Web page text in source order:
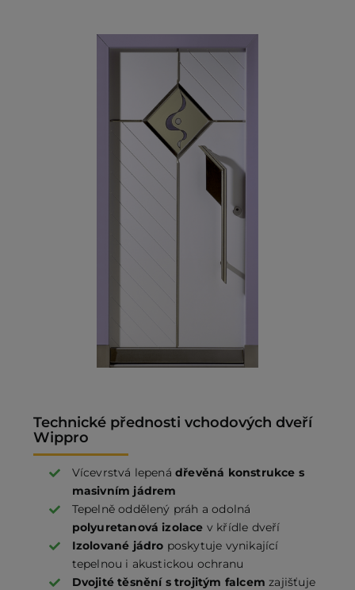
Technické přednosti vchodových dveří
Wippro
Vícevrstvá lepenádřevěná konstrukce s
masivním jádrem
Tepelně oddělený práh a odolná
polyuretanová izolace v křídle dveří
Izolované jádro poskytuje vynikající
tepelnou i akustickou ochranu
Dvojité těsnění s trojitým falcem zajišťuje